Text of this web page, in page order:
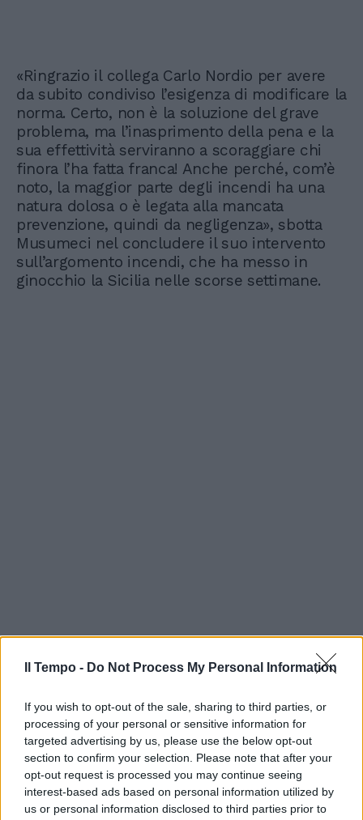
Il Tempo - Do Not Process My Personal Information
If you wish to opt-out of the sale, sharing to third parties, or
processing of your personal or sensitive information for
targeted advertising by us, please use the below opt-out
section to confirm your selection. Please note that after your
opt-out request is processed you may continue seeing
interest-based ads based on personal information utilized by
us or personal information disclosed to third parties prior to
«Ringrazio il collega Carlo Nordio per avere
da subito condiviso l’esigenza di modificare la
norma. Certo, non è la soluzione del grave
problema, ma l’inasprimento della pena e la
sua effettività serviranno a scoraggiare chi
finora l’ha fatta franca! Anche perché, com’è
noto, la maggior parte degli incendi ha una
natura dolosa o è legata alla mancata
prevenzione, quindi da negligenza», sbotta
Musumeci nel concludere il suo intervento
sull’argomento incendi, che ha messo in
ginocchio la Sicilia nelle scorse settimane.